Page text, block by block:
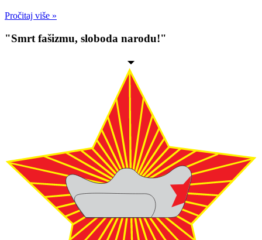
Pročitaj više »
"Smrt fašizmu, sloboda narodu!"